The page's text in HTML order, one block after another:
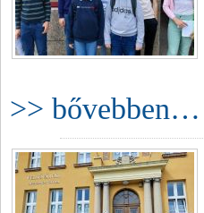
>> bővebben…